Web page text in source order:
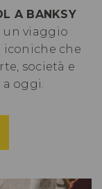
A BANKSY
un viaggio
iconiche che
società e
a oggi.